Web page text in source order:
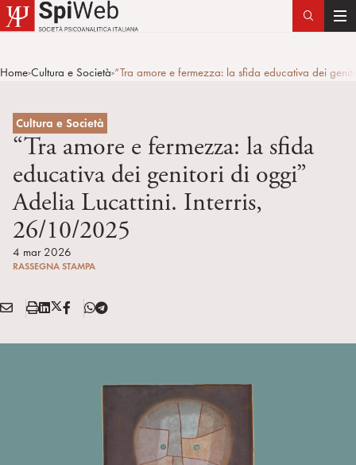
T
g
Home>Cultura e Società>“Tra amore e fermezza: la sfida educativa dei
Cultura e Società
“Tra amore e fermezza: la sfida
educativa dei genitori di oggi”
Adelia Lucattini. Interris,
26/10/2025
4 mar 2026
RASSEGNA STAMPA
Condividi:
E
A
S
a
L
n
X
T
F
T
l